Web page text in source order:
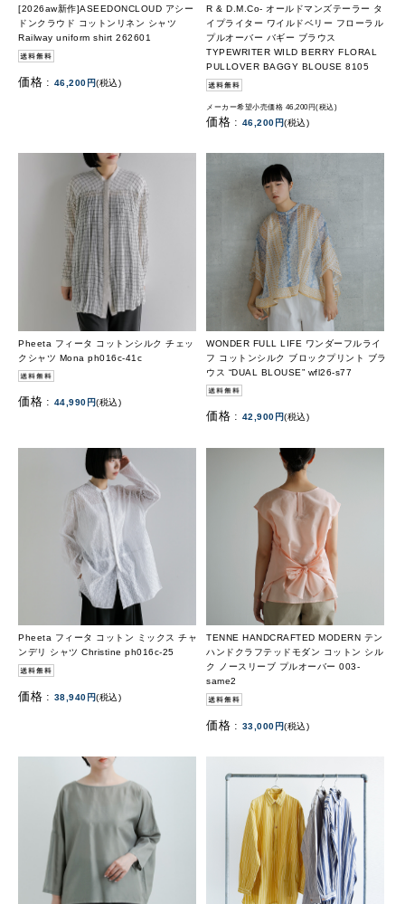
[2026aw新作]ASEEDONCLOUD アシー
ドンクラウド コットンリネン シャツ
Railway uniform shirt 262601
価格 : 46,200円(税込)
R & D.M.Co- オールドマンズテーラー タ
イプライター ワイルドベリー フローラル
プルオーバー バギー ブラウス
TYPEWRITER WILD BERRY FLORAL
PULLOVER BAGGY BLOUSE 8105
メーカー希望小売価格 46,200円(税込)
価格 : 46,200円(税込)
Pheeta フィータ コットンシルク チェッ
クシャツ Mona ph016c-41c
価格 : 44,990円(税込)
WONDER FULL LIFE ワンダーフルライ
フ コットンシルク ブロックプリント ブラ
ウス “DUAL BLOUSE” wfl26-s77
価格 : 42,900円(税込)
Pheeta フィータ コットン ミックス チャ
ンデリ シャツ Christine ph016c-25
価格 : 38,940円(税込)
TENNE HANDCRAFTED MODERN テン
ハンドクラフテッドモダン コットン シル
ク ノースリーブ プルオーバー 003-
same2
価格 : 33,000円(税込)